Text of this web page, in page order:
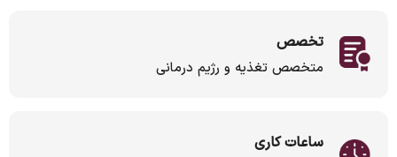
تخصص
متخصص تغذیه و رژیم درمانی
ساعات کاری